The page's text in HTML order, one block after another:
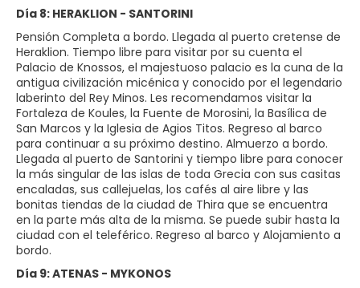
Día 8: HERAKLION - SANTORINI
Pensión Completa a bordo. Llegada al puerto cretense de
Heraklion. Tiempo libre para visitar por su cuenta el
Palacio de Knossos, el majestuoso palacio es la cuna de la
antigua civilización micénica y conocido por el legendario
laberinto del Rey Minos. Les recomendamos visitar la
Fortaleza de Koules, la Fuente de Morosini, la Basílica de
San Marcos y la Iglesia de Agios Titos. Regreso al barco
para continuar a su próximo destino. Almuerzo a bordo.
Llegada al puerto de Santorini y tiempo libre para conocer
la más singular de las islas de toda Grecia con sus casitas
encaladas, sus callejuelas, los cafés al aire libre y las
bonitas tiendas de la ciudad de Thira que se encuentra
en la parte más alta de la misma. Se puede subir hasta la
ciudad con el teleférico. Regreso al barco y Alojamiento a
bordo.
Día 9: ATENAS - MYKONOS